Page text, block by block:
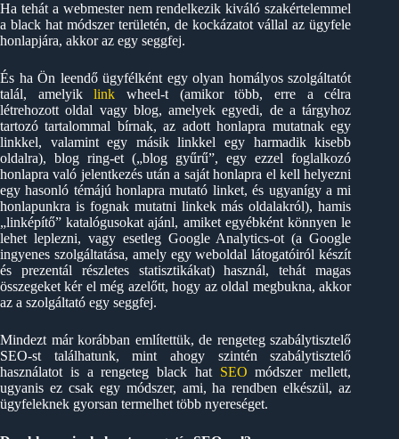
Ha tehát a webmester nem rendelkezik kiváló szakértelemmel
a black hat módszer területén, de kockázatot vállal az ügyfele
honlapjára, akkor az egy seggfej.
És ha Ön leendő ügyfélként egy olyan homályos szolgáltatót
talál, amelyiklink wheel-t (amikor több, erre a célra
létrehozott oldal vagy blog, amelyek egyedi, de a tárgyhoz
tartozó tartalommal bírnak, az adott honlapra mutatnak egy
linkkel, valamint egy másik linkkel egy harmadik kisebb
oldalra), blog ring-et („blog gyűrű”, egy ezzel foglalkozó
honlapra való jelentkezés után a saját honlapra el kell helyezni
egy hasonló témájú honlapra mutató linket, és ugyanígy a mi
honlapunkra is fognak mutatni linkek más oldalakról), hamis
„linképítő” katalógusokat ajánl, amiket egyébként könnyen le
lehet leplezni, vagy esetleg Google Analytics-ot (a Google
ingyenes szolgáltatása, amely egy weboldal látogatóiról készít
és prezentál részletes statisztikákat) használ, tehát magas
összegeket kér el még azelőtt, hogy az oldal megbukna, akkor
az a szolgáltató egy seggfej.
Mindezt már korábban említettük, de rengeteg szabálytisztelő
SEO-st találhatunk, mint ahogy szintén szabálytisztelő
használatot is a rengeteg black hat SEO módszer mellett,
ugyanis ez csak egy módszer, ami, ha rendben elkészül, az
ügyfeleknek gyorsan termelhet több nyereséget.